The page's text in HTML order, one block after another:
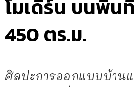
โมเดิร์น บนพื้น
450 ตร.ม.
ศิลปะการออกแบบบ้าน